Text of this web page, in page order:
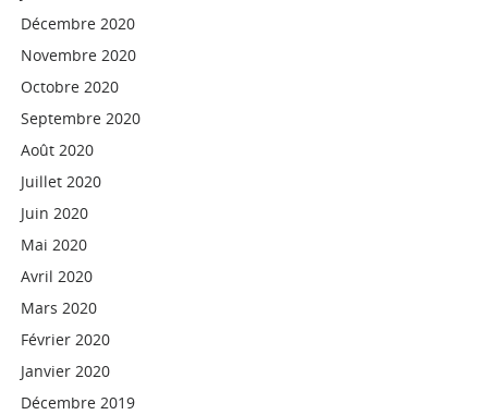
Décembre 2020
Novembre 2020
Octobre 2020
Septembre 2020
Août 2020
Juillet 2020
Juin 2020
Mai 2020
Avril 2020
Mars 2020
Février 2020
Janvier 2020
Décembre 2019